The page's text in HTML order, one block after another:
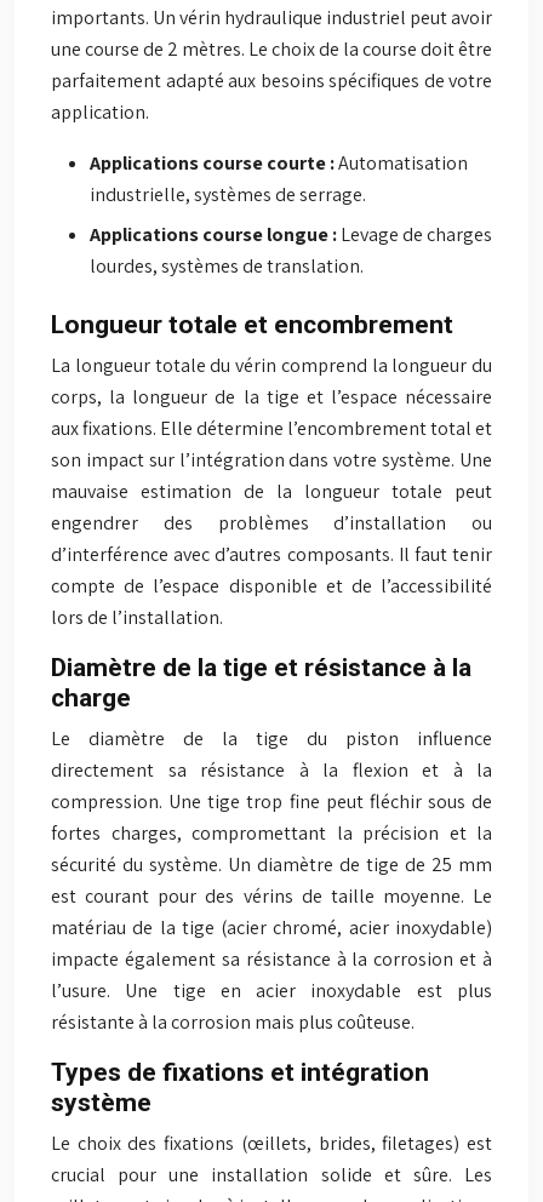
importants. Un vérin hydraulique industriel peut avoir
une course de 2 mètres. Le choix de la course doit être
parfaitement adapté aux besoins spécifiques de votre
application.
Applications course courte :Automatisation
industrielle, systèmes de serrage.
Applications course longue :Levage de charges
lourdes, systèmes de translation.
Longueur totale et encombrement
La longueur totale du vérin comprend la longueur du
corps, la longueur de la tige et l’espace nécessaire
aux fixations. Elle détermine l’encombrement total et
son impact sur l’intégration dans votre système. Une
mauvaise estimation de la longueur totale peut
engendrer des problèmes d’installation ou
d’interférence avec d’autres composants. Il faut tenir
compte de l’espace disponible et de l’accessibilité
lors de l’installation.
Diamètre de la tige et résistance à la
charge
Le diamètre de la tige du piston influence
directement sa résistance à la flexion et à la
compression. Une tige trop fine peut fléchir sous de
fortes charges, compromettant la précision et la
sécurité du système. Un diamètre de tige de 25 mm
est courant pour des vérins de taille moyenne. Le
matériau de la tige (acier chromé, acier inoxydable)
impacte également sa résistance à la corrosion et à
l’usure. Une tige en acier inoxydable est plus
résistante à la corrosion mais plus coûteuse.
Types de fixations et intégration
système
Le choix des fixations (œillets, brides, filetages) est
crucial pour une installation solide et sûre. Les